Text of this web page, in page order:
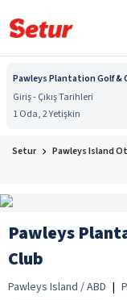
Pawleys Plantation Golf &
Giriş - Çıkış Tarihleri
1 Oda, 2 Yetişkin
Setur Pawleys Island
Pawleys
Club
Pawleys Island / ABD |